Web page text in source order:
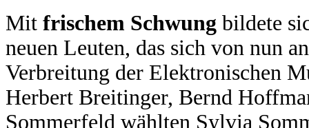
Mit frischem Schwung bildete
neuen Leuten, das sich von nun
Verbreitung der Elektronischen
Herbert Breitinger, Bernd
Sommerfeld wählten Sylvia